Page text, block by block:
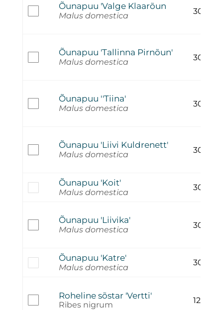
Õunapuu 'Valge Klaarõun
Malus domestica 30,00
Õunapuu 'Tallinna Pirnõun'
Malus domestica 30,00
Õunapuu ''Tiina'
Malus domestica 30,00
Õunapuu 'Liivi Kuldrenett'
Malus domestica 30,00
Õunapuu 'Koit'
Malus domestica
30,00
Õunapuu 'Liivika'
Malus domestica 30,00
Õunapuu 'Katre'
Malus domestica
30,00
Roheline sõstar 'Vertti'
Ribes nigrum 12,00